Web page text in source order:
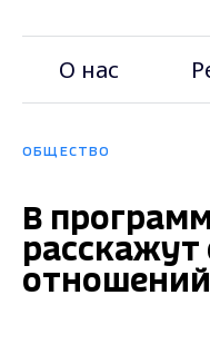
О нас
ОБЩЕСТВО
В
расскажут
отношений